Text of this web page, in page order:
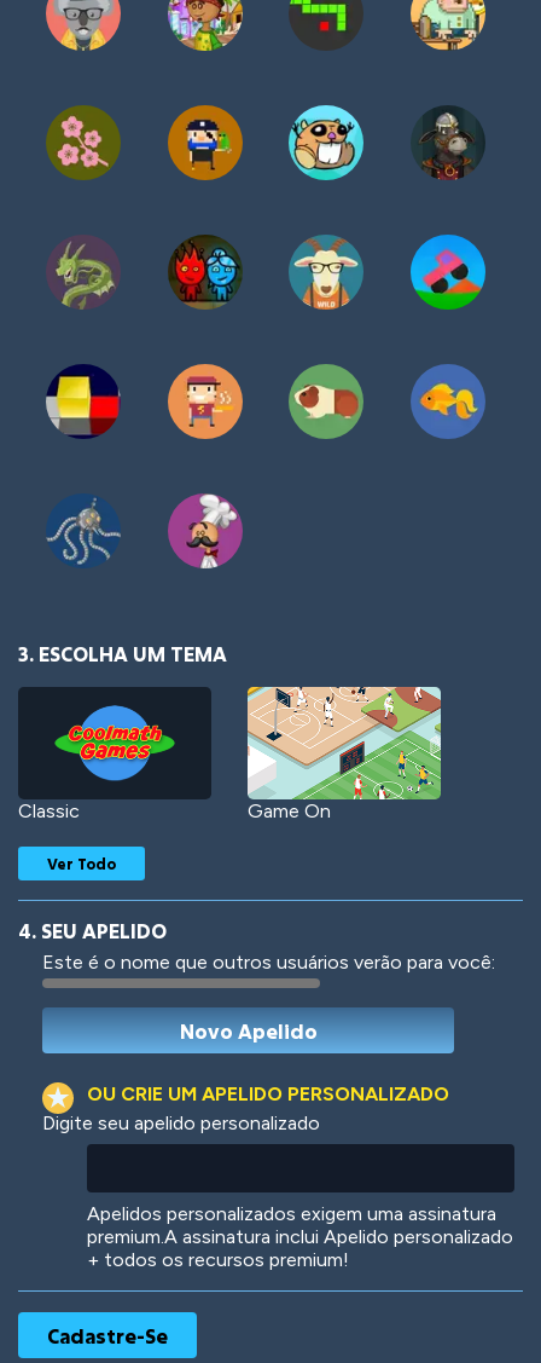
3. ESCOLHA UM TEMA
Classic Game On
Woof Jungle Cats
Ver Todo
4. SEU APELIDO
Este é o nome que outros usuários verão para você:
OU CRIE UM APELIDO PERSONALIZADO
Digite seu apelido personalizado
Apelidos personalizados exigem uma assinatura
premium.A assinatura inclui Apelido personalizado
+ todos os recursos premium!